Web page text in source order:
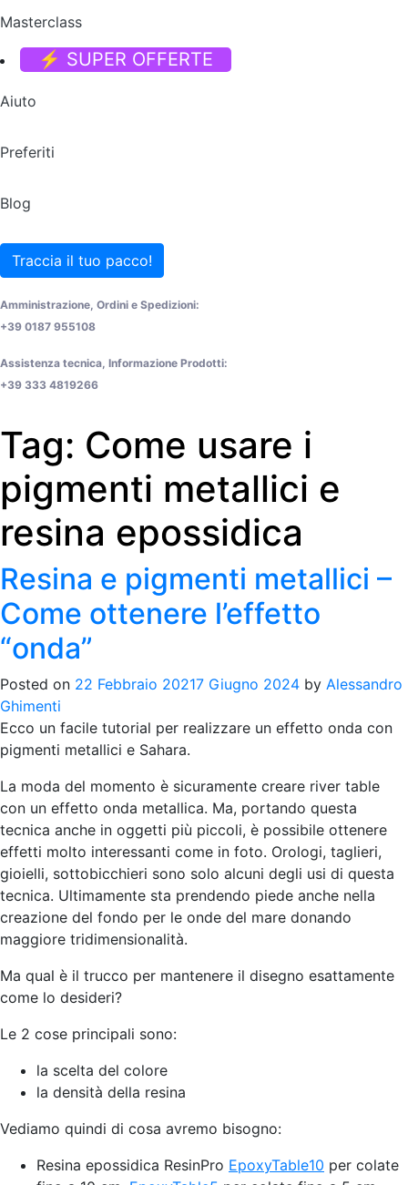
Masterclass
⚡ SUPER OFFERTE
Aiuto
Preferiti
Blog
Traccia il tuo pacco!
Amministrazione, Ordini e Spedizioni:
+39 0187 955108
Assistenza tecnica, Informazione Prodotti:
+39 333 4819266
Tag: Come usare i
pigmenti metallici e
resina epossidica
Resina e pigmenti metallici –
Come ottenere l’effetto
“onda”
Posted on 22 Febbraio 20217 Giugno 2024 by Alessandro
Ghimenti
Ecco un facile tutorial per realizzare un effetto onda con
pigmenti metallici e Sahara.
La moda del momento è sicuramente creare river table
con un effetto onda metallica. Ma, portando questa
tecnica anche in oggetti più piccoli, è possibile ottenere
effetti molto interessanti come in foto. Orologi, taglieri,
gioielli, sottobicchieri sono solo alcuni degli usi di questa
tecnica. Ultimamente sta prendendo piede anche nella
creazione del fondo per le onde del mare donando
maggiore tridimensionalità.
Ma qual è il trucco per mantenere il disegno esattamente
come lo desideri?
Le 2 cose principali sono:
la scelta del colore
la densità della resina
Vediamo quindi di cosa avremo bisogno:
Resina epossidica ResinPro EpoxyTable10 per colate